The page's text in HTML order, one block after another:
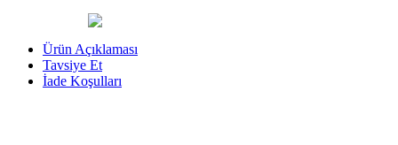
Ürün Açıklaması
Tavsiye Et
İade Koşulları